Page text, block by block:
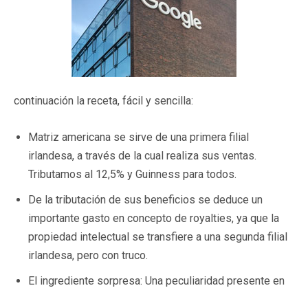
continuación la receta, fácil y sencilla:
Matriz americana se sirve de una primera filial
irlandesa, a través de la cual realiza sus ventas.
Tributamos al 12,5% y Guinness para todos.
De la tributación de sus beneficios se deduce un
importante gasto en concepto de royalties, ya que la
propiedad intelectual se transfiere a una segunda filial
irlandesa, pero con truco.
El ingrediente sorpresa: Una peculiaridad presente en